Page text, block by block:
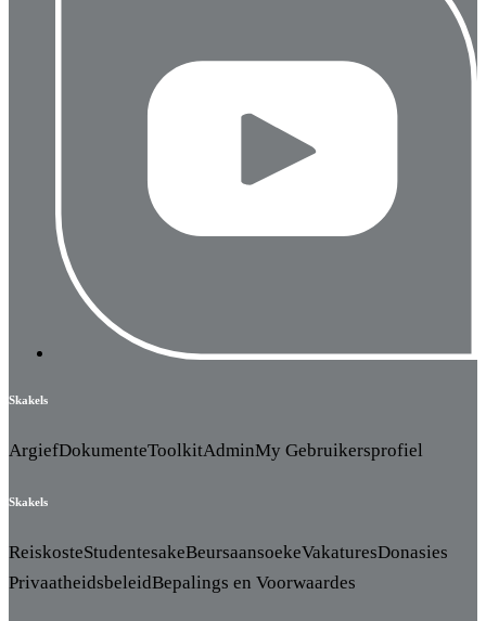
Skakels
ArgiefDokumenteToolkitAdminMy Gebruikersprofiel
Skakels
ReiskosteStudentesakeBeursaansoekeVakaturesDonasies
PrivaatheidsbeleidBepalings en Voorwaardes